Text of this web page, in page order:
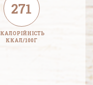
271
КАЛОРІЙНІСТЬ
ККАЛ/100Г